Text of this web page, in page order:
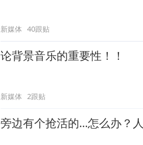
新媒体 40跟贴
论背景音乐的重要性！！
新媒体 2跟贴
旁边有个抢活的…怎么办？